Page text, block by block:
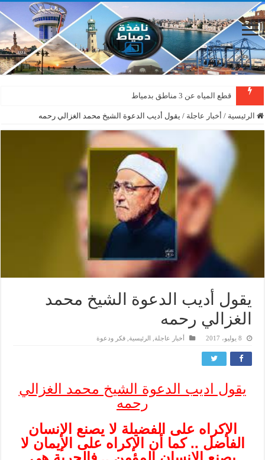
قطع المياه عن 3 مناطق بدمياط
الرئيسية / أخبار عاجلة / يقول أديب الدعوة الشيخ محمد الغزالي رحمه
يقول أديب الدعوة الشيخ محمد
الغزالي رحمه
8 يوليو، 2017 أخبار عاجلة الرئيسية ,فكر ودعوة
يقول اديب الدعوة الشيخ محمد الغزالي
رحمه
الإكراه على الفضيلة لا يصنع الإنسان
الفاضل .. كما أن الإكراه على الإيمان لا